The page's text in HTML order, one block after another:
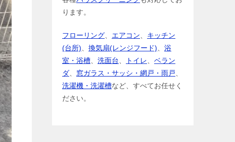
ります。
フローリング エアコン
キッチン
(台所)
換気扇(レンジフード)
浴
室・浴槽
洗面台 トイレ
ベラン
ダ
窓ガラス・サッシ・網戸・雨戸
洗濯機・洗濯槽など、すべてお任せく
ださい。